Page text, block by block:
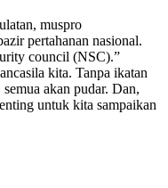
muspro
pertahanan nasional.
council (NSC).”
kita. Tanpa ikatan
akan pudar. Dan,
untuk kita sampaikan